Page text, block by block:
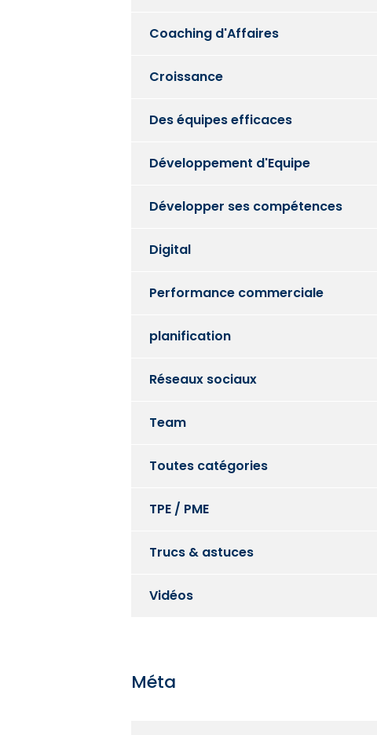
Coaching d'Affaires
Croissance
Des équipes efficaces
Développement d'Equipe
Développer ses compétences
Digital
Performance commerciale
planification
Réseaux sociaux
Team
Toutes catégories
TPE / PME
Trucs & astuces
Vidéos
Méta